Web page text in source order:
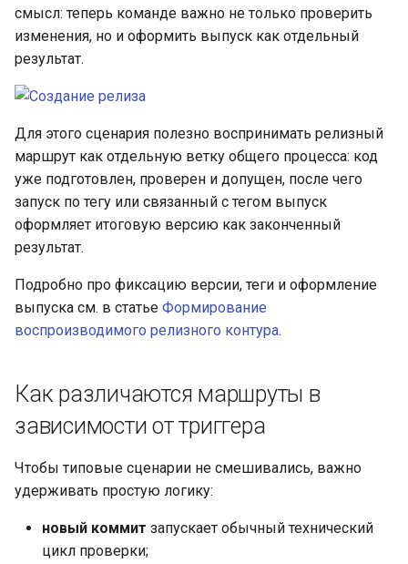
смысл: теперь команде важно не только проверить
изменения, но и оформить выпуск как отдельный
результат.
Для этого сценария полезно воспринимать релизный
маршрут как отдельную ветку общего процесса: код
уже подготовлен, проверен и допущен, после чего
запуск по тегу или связанный с тегом выпуск
оформляет итоговую версию как законченный
результат.
Подробно про фиксацию версии, теги и оформление
выпуска см. в статье Формирование
воспроизводимого релизного контура.
Как различаются маршруты в
зависимости от триггера
Чтобы типовые сценарии не смешивались, важно
удерживать простую логику:
новый коммит запускает обычный технический
цикл проверки;